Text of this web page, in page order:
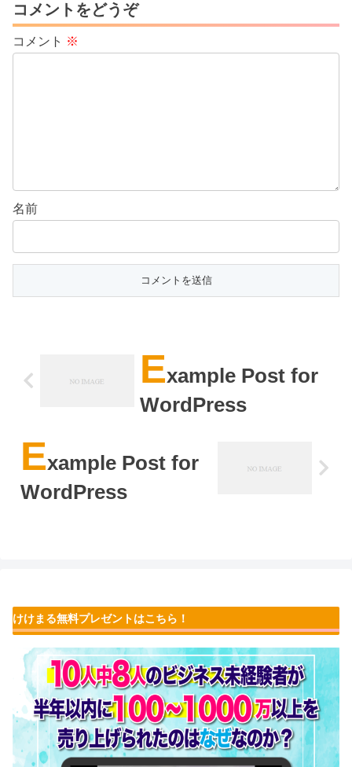
ためのヒントをお届けします。
コメントをどうぞ
コメント ※
名前
Example Post for
WordPress
Example Post for
WordPress
けけまる無料プレゼントはこちら！